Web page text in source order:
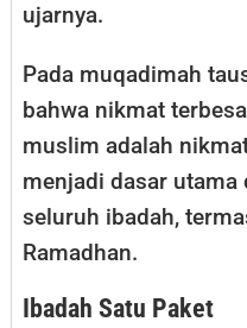
ujarnya.
Pada muqadimah
bahwa nikmat
muslim adalah
menjadi dasar utama
seluruh ibadah,
Ramadhan.
Ibadah Satu Paket